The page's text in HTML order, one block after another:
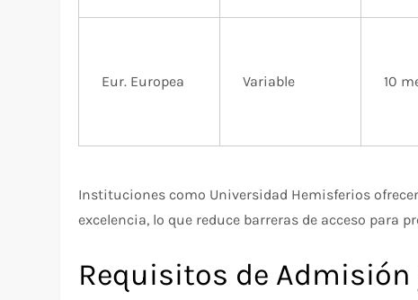
Eur. Europea Variable 10
Instituciones como Universidad Hemisferios
excelencia, lo que reduce barreras de acceso para
Requisitos de Admisión